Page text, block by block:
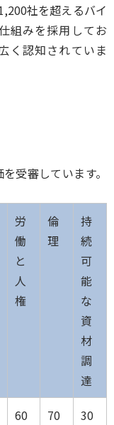
社を超えるバイ
組みを採用してお
く認知されていま
受審しています。
労
働
と
人
権
倫
理
持
続
可
能
な
資
材
調
達
60 70 30